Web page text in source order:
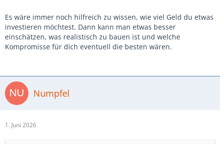
Es wäre immer noch hilfreich zu wissen, wie viel Geld du etwas
investieren möchtest. Dann kann man etwas besser
einschätzen, was realistisch zu bauen ist und welche
Kompromisse für dich eventuell die besten wären.
Numpfel
1. Juni 2026